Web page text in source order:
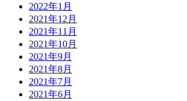
2022年1月
2021年12月
2021年11月
2021年10月
2021年9月
2021年8月
2021年7月
2021年6月